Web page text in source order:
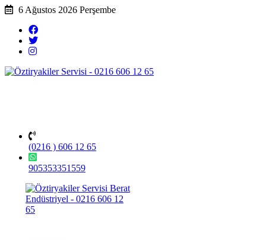
6 Ağustos 2026 Perşembe
(0216 ) 606 12 65
905353351559